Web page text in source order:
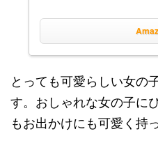
とっても可愛らしい女の
す。おしゃれな女の子に
もお出かけにも可愛く持